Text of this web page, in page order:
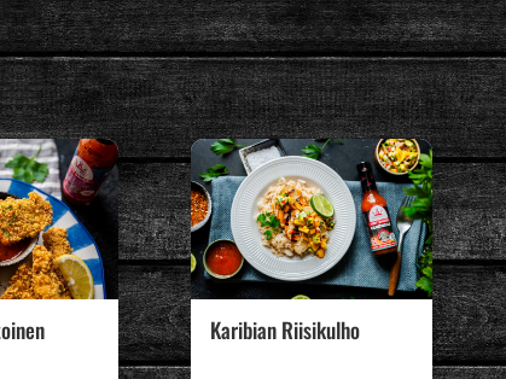
Karibian Riisikulho